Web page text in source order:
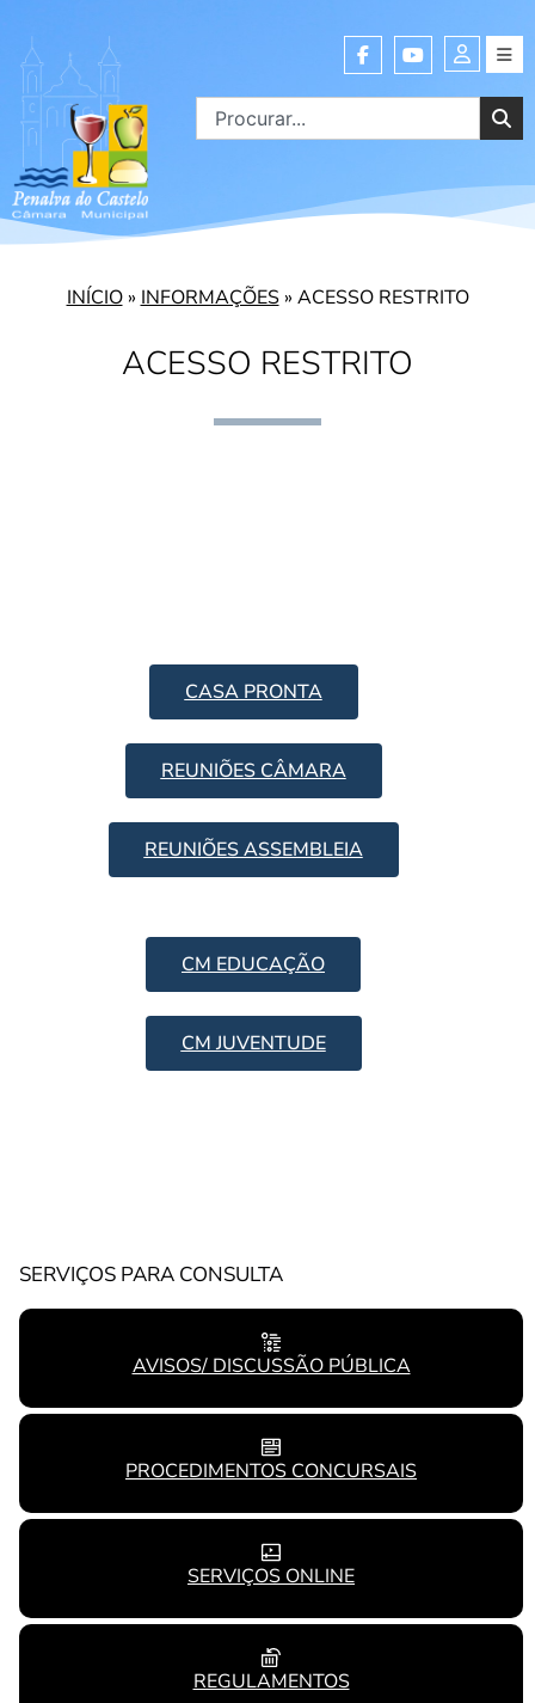
ACESSO RESTRITO
INÍCIO» INFORMAÇÕES» ACESSO RESTRITO
CASA PRONTA
REUNIÕES CÂMARA
REUNIÕES ASSEMBLEIA
CM EDUCAÇÃO
CM JUVENTUDE
SERVIÇOS PARA CONSULTA
AVISOS/ DISCUSSÃO PÚBLICA
PROCEDIMENTOS CONCURSAIS
SERVIÇOS ONLINE
REGULAMENTOS